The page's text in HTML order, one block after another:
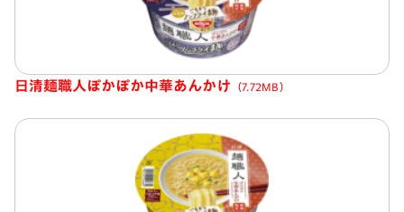
日清麺職人ぽかぽか中華あんかけ （7.72MB）